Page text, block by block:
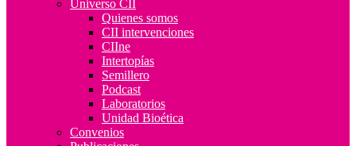
Universo CII
Quienes somos
CII intervenciones
CIIne
Intertopías
Semillero
Podcast
Laboratorios
Unidad Bioética
Convenios